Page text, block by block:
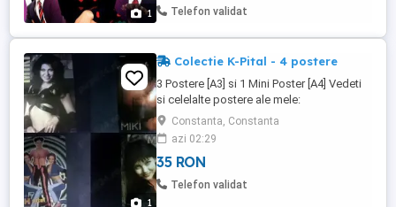
1 Telefon validat
1
Colectie K-Pital - 4 postere
3 Postere [A3] si 1 Mini Poster [A4] Vedeti
si celelalte postere ale mele:
posteredevanzare.blogspot.com Copiati
adresa in browser. :)
Constanta, Constanta
azi 02:29
35 RON
Telefon validat